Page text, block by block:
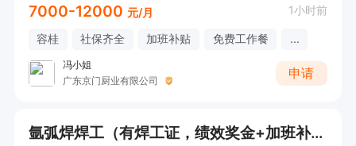
7000-12000 元/月 1小时前
容桂 社保齐全 加班补贴 免费工作餐 ...
冯小姐
广东京门厨业有限公司
申请
氩弧焊焊工（有焊工证，绩效奖金+加班补贴）